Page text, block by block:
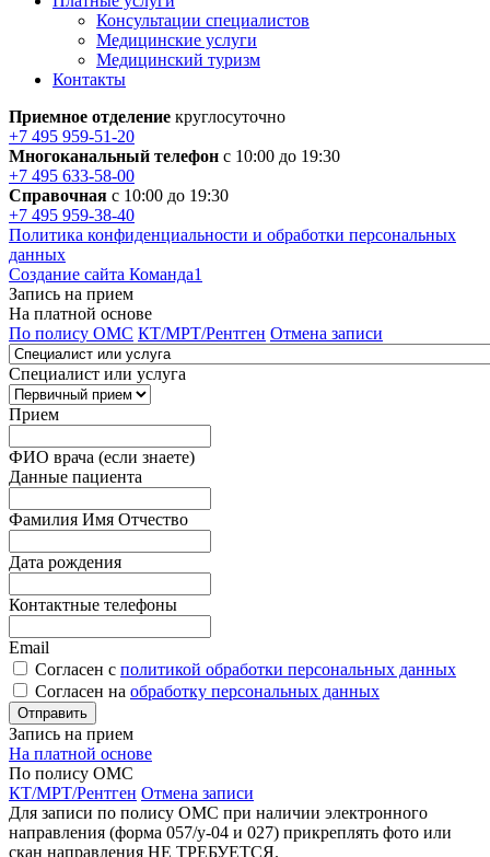
Консультации специалистов
Медицинские услуги
Медицинский туризм
Контакты
Приемное отделение круглосуточно
+7 495 959-51-20
Многоканальный телефон с 10:00 до 19:30
+7 495 633-58-00
Справочная с 10:00 до 19:30
+7 495 959-38-40
Политика конфиденциальности и обработки персональных
данных
Создание сайта Команда1
Запись на прием
На платной основе
По полису ОМС КТ/МРТ/Рентген Отмена записи
Специалист или услуга
Прием
ФИО врача (если знаете)
Данные пациента
Фамилия Имя Отчество
Дата рождения
Контактные телефоны
Email
Согласен с политикой обработки персональных данных
Согласен на обработку персональных данных
Запись на прием
На платной основе
По полису ОМС
КТ/МРТ/Рентген Отмена записи
Для записи по полису ОМС при наличии электронного
направления (форма 057/у-04 и 027) прикреплять фото или
скан направления НЕ ТРЕБУЕТСЯ.